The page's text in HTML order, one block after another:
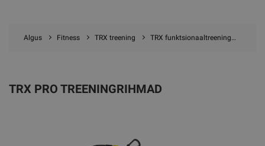
Algus Fitness TRX treening TRX funktsionaaltreening
TRX PRO TREENINGRIHMAD